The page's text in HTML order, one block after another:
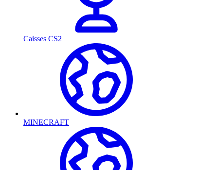
Caisses CS2
MINECRAFT